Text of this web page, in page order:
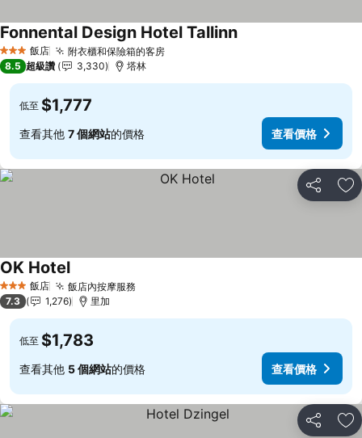
3 星級 飯店 附衣櫃和保險箱的客房查看價格
Fonnental Design Hotel Tallinn查看價格
8.5 超級讚 3,330 塔林
低至 $1,777
查看其他 7 個網站的價格 查看價格
分享 加
3 星級 飯店 飯店內按摩服務
OK Hotel查看價格
7.3 1,276 里加
低至 $1,783
查看其他 5 個網站的價格 查看價格
分享 加